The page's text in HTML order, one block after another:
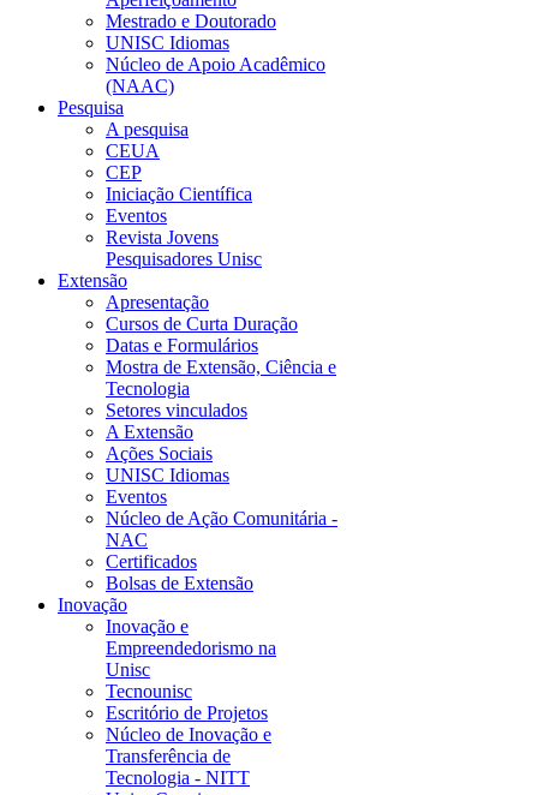
Mestrado e Doutorado
UNISC Idiomas
Núcleo de Apoio Acadêmico
(NAAC)
Pesquisa
A pesquisa
CEUA
CEP
Iniciação Científica
Eventos
Revista Jovens
Pesquisadores Unisc
Extensão
Apresentação
Cursos de Curta Duração
Datas e Formulários
Mostra de Extensão, Ciência e
Tecnologia
Setores vinculados
A Extensão
Ações Sociais
UNISC Idiomas
Eventos
Núcleo de Ação Comunitária -
NAC
Certificados
Bolsas de Extensão
Inovação
Inovação e
Empreendedorismo na
Unisc
Tecnounisc
Escritório de Projetos
Núcleo de Inovação e
Transferência de
Tecnologia - NITT